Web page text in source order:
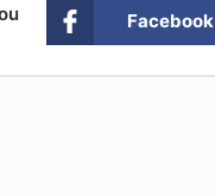
Facebook